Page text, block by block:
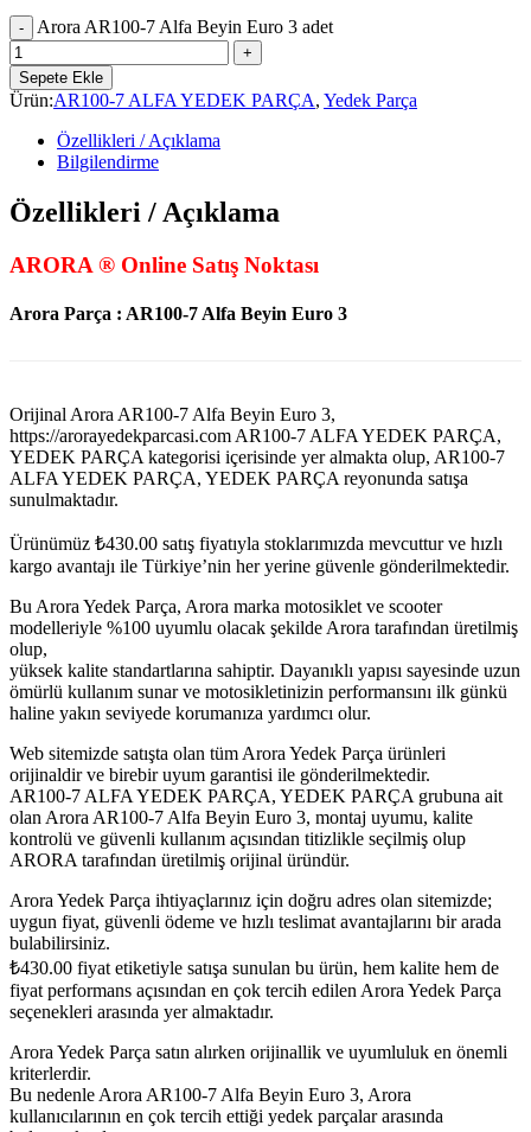
Arora AR100-7 Alfa Beyin Euro 3 adet
Sepete Ekle
Ürün:AR100-7 ALFA YEDEK PARÇA, Yedek Parça
Özellikleri / Açıklama
Bilgilendirme
Özellikleri / Açıklama
ARORA ® Online Satış Noktası
Arora Parça : AR100-7 Alfa Beyin Euro 3
Orijinal Arora AR100-7 Alfa Beyin Euro 3,
https://arorayedekparcasi.com AR100-7 ALFA YEDEK PARÇA,
YEDEK PARÇA kategorisi içerisinde yer almakta olup, AR100-7
ALFA YEDEK PARÇA, YEDEK PARÇA reyonunda satışa
sunulmaktadır.
Ürünümüz ₺430.00 satış fiyatıyla stoklarımızda mevcuttur ve hızlı
kargo avantajı ile Türkiye’nin her yerine güvenle gönderilmektedir.
Bu Arora Yedek Parça, Arora marka motosiklet ve scooter
modelleriyle %100 uyumlu olacak şekilde Arora tarafından üretilmiş
olup,
yüksek kalite standartlarına sahiptir. Dayanıklı yapısı sayesinde uzun
ömürlü kullanım sunar ve motosikletinizin performansını ilk günkü
haline yakın seviyede korumanıza yardımcı olur.
Web sitemizde satışta olan tüm Arora Yedek Parça ürünleri
orijinaldir ve birebir uyum garantisi ile gönderilmektedir.
AR100-7 ALFA YEDEK PARÇA, YEDEK PARÇA grubuna ait
olan Arora AR100-7 Alfa Beyin Euro 3, montaj uyumu, kalite
kontrolü ve güvenli kullanım açısından titizlikle seçilmiş olup
ARORA tarafından üretilmiş orijinal üründür.
Arora Yedek Parça ihtiyaçlarınız için doğru adres olan sitemizde;
uygun fiyat, güvenli ödeme ve hızlı teslimat avantajlarını bir arada
bulabilirsiniz.
₺430.00 fiyat etiketiyle satışa sunulan bu ürün, hem kalite hem de
fiyat performans açısından en çok tercih edilen Arora Yedek Parça
seçenekleri arasında yer almaktadır.
Arora Yedek Parça satın alırken orijinallik ve uyumluluk en önemli
kriterlerdir.
Bu nedenle Arora AR100-7 Alfa Beyin Euro 3, Arora
kullanıcılarının en çok tercih ettiği yedek parçalar arasında